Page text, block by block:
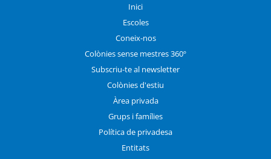
Inici
Escoles
Coneix-nos
Colònies sense mestres 360º
Subscriu-te al newsletter
Colònies d'estiu
Àrea privada
Grups i famílies
Política de privadesa
Entitats